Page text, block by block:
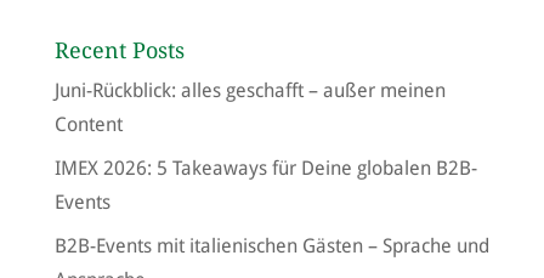
Recent Posts
Juni-Rückblick: alles geschafft – außer meinen
Content
IMEX 2026: 5 Takeaways für Deine globalen B2B-
Events
B2B-Events mit italienischen Gästen – Sprache und